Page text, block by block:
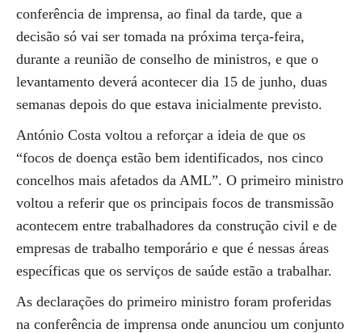
conferência de imprensa, ao final da tarde, que a
decisão só vai ser tomada na próxima terça-feira,
durante a reunião de conselho de ministros, e que o
levantamento deverá acontecer dia 15 de junho, duas
semanas depois do que estava inicialmente previsto.
António Costa voltou a reforçar a ideia de que os
“focos de doença estão bem identificados, nos cinco
concelhos mais afetados da AML”. O primeiro ministro
voltou a referir que os principais focos de transmissão
acontecem entre trabalhadores da construção civil e de
empresas de trabalho temporário e que é nessas áreas
específicas que os serviços de saúde estão a trabalhar.
As declarações do primeiro ministro foram proferidas
na conferência de imprensa onde anunciou um conjunto